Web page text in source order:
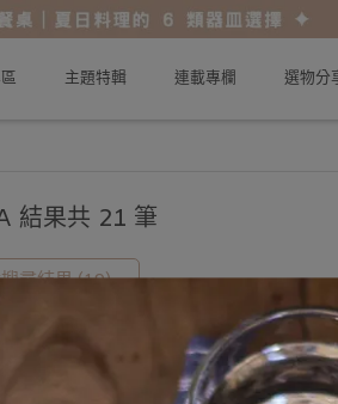
主題特輯 連載專欄 選物分
結果共 21 筆
尋結果 (19)